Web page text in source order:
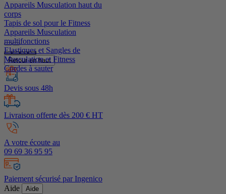
Appareils Musculation haut du
corps
Tapis de sol pour le Fitness
Appareils Musculation
multifonctions
Elastiques et Sangles de
Musculation et Fitness
Cordes à sauter
Retour en haut
Devis sous 48h
Livraison offerte dès 200 € HT
A votre écoute au
09 69 36 95 95
Paiement sécurisé par Ingenico
Aide
Aide